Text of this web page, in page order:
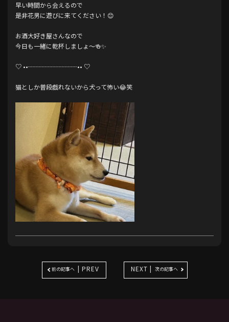
早い時間から会えるので
是非花男に遊びに来てください！😊
お酒大好き屋さんなので
今日も一緒に乾杯しましょ〜🍻✨️
♡ ••┈┈┈┈┈┈┈┈•• ♡
猫としか普段戯れないから犬って怖い😂笑
前の記事へ | PREV NEXT | 次の記事へ